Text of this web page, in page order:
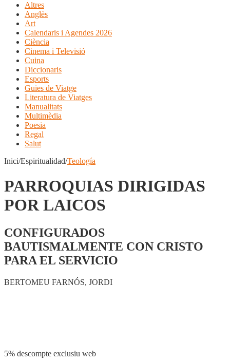
Altres
Anglès
Art
Calendaris i Agendes 2026
Ciència
Cinema i Televisió
Cuina
Diccionaris
Esports
Guies de Viatge
Literatura de Viatges
Manualitats
Multimèdia
Poesia
Regal
Salut
Inici/Espiritualidad/Teología
PARROQUIAS DIRIGIDAS
POR LAICOS
CONFIGURADOS
BAUTISMALMENTE CON CRISTO
PARA EL SERVICIO
BERTOMEU FARNÓS, JORDI
5% descompte exclusiu web